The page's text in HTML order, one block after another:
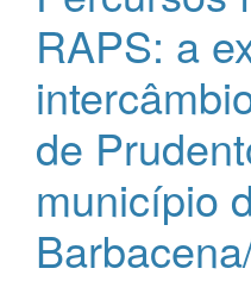
RAPS: a
de
município